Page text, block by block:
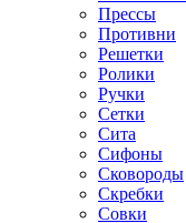
Прессы
Противни
Решетки
Ролики
Ручки
Сетки
Сита
Сифоны
Сковороды
Скребки
Совки